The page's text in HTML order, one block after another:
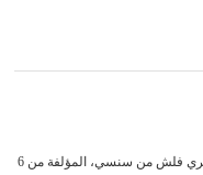
جمال الإشراق الطبيعي يبدأ مع باليت أحمر الخدود بيري فلش من سنسي، المؤلفة من 6